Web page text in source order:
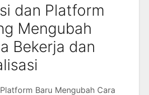
dan Platform
Mengubah
Bekerja dan
Baru Mengubah Cara